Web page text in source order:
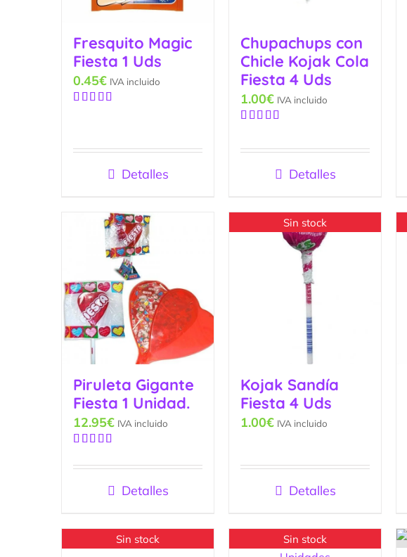
Fresquito Magic
Fiesta 1 Uds
0.45€ IVA incluido
Detalles
Chupachups con
Chicle Kojak Cola
Fiesta 4 Uds
5
1.00€ IVA incluido
Detalles
Piruleta Gigante
Fiesta 1 Unidad.
con5.00de
12.95€ IVA incluido
Detalles
Sin stock
Kojak Sandía
Fiesta 4 Uds
1.00€ IVA incluido
Detalles
Sin stock Sin stock